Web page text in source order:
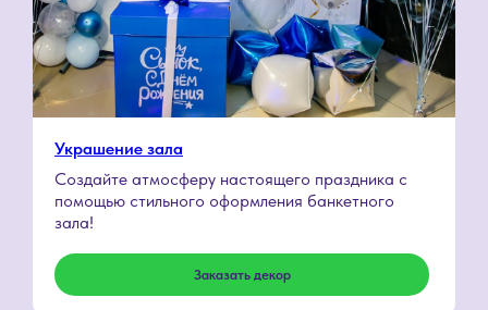
Украшение зала
Создайте атмосферу настоящего праздника с
помощью стильного оформления банкетного
зала!
Заказать декор
Скидка